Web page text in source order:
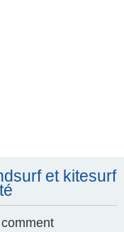
et kitesurf